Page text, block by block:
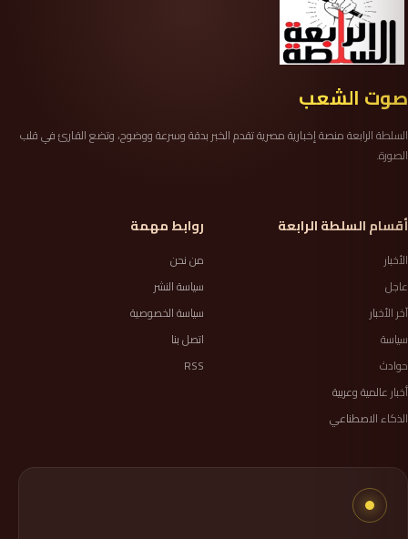
صوت الشعب
السلطة الرابعة منصة إخبارية مصرية تقدم الخبر بدقة وسرعة ووضوح، وتضع القارئ في قلب
الصورة.
أقسام السلطة الرابعة
الأخبار
عاجل
آخر الأخبار
سياسة
حوادث
أخبار عالمية وعربية
الذكاء الاصطناعي
روابط مهمة
من نحن
سياسة النشر
سياسة الخصوصية
اتصل بنا
RSS